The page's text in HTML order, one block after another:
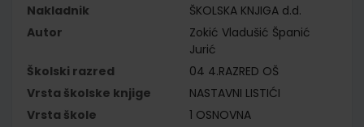
Nakladnik
ŠKOLSKA KNJIGA d.d.
Autor
Zokić Vladušić Španić
Jurić
Školski razred
04 4.RAZRED OŠ
Vrsta školske knjige
NASTAVNI LISTIĆI
Vrsta škole
1 OSNOVNA